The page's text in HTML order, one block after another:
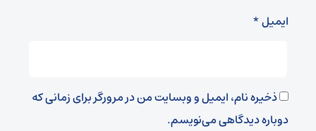
ایمیل*
ذخیره نام، ایمیل و وبسایت من در مرورگر برای زمانی که
دوباره دیدگاهی می‌نویسم.